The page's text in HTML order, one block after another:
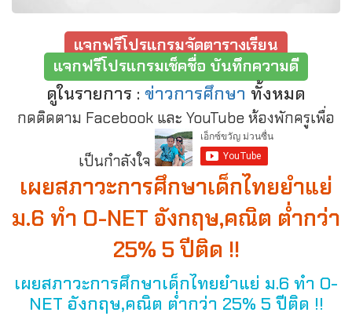
แจกฟรีโปรแกรมจัดตารางเรียน
แจกฟรีโปรแกรมเช็คชื่อ บันทึกความดี
ดูในรายการ : ข่าวการศึกษา ทั้งหมด
กดติดตาม Facebook และ YouTube ห้องพักครูเพื่อ
เป็นกำลังใจ
เผยสภาวะการศึกษาเด็กไทยยำแย่
ม.6 ทำ O-NET อังกฤษ,คณิต ต่ำกว่า
25% 5 ปีติด !!
เผยสภาวะการศึกษาเด็กไทยยำแย่ ม.6 ทำ O-
NET อังกฤษ,คณิต ต่ำกว่า 25% 5 ปีติด !!